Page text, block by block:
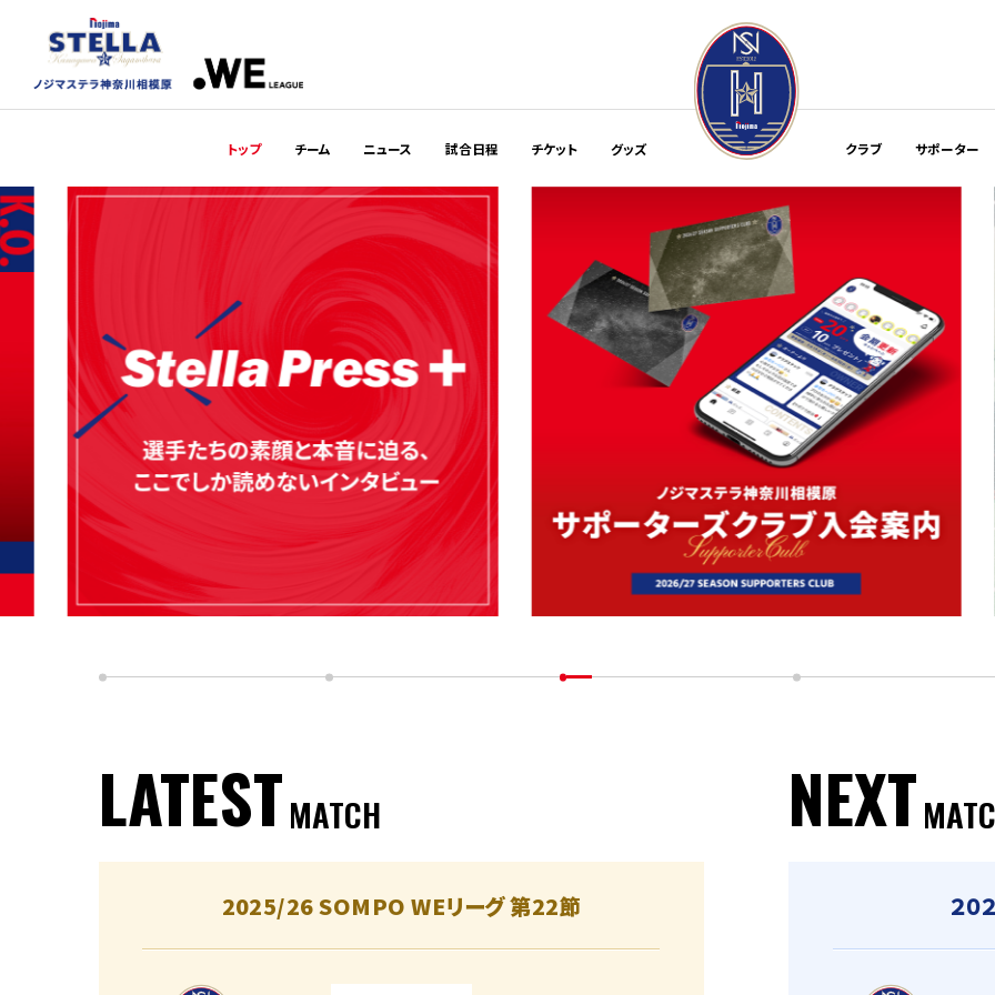
トップ チーム ニュース 試合日程 チケット グッズ クラブ サポーター
LATESTMATCH
2025/26 SOMPO WEリーグ 第22節
NEXT
２